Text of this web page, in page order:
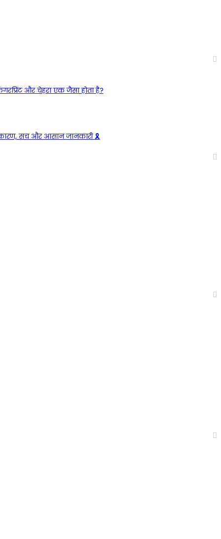
और चेहरा एक जैसा होता है?
सच और आसान जानकारी 🎗️